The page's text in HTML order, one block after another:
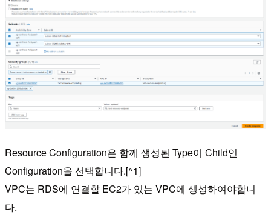
Resource Configuration은 함께 생성된 Type이 Child인
Configuration을 선택합니다.[^1]
VPC는 RDS에 연결할 EC2가 있는 VPC에 생성하여야합니
다.